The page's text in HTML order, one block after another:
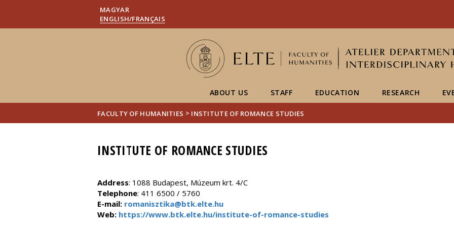
MAGYAR
ENGLISH/FRANÇAIS
ABOUT US STAFF EDUCATION RESEARCH
FACULTY OF HUMANITIES > INSTITUTE OF ROMANCE STUDIES
INSTITUTE OF ROMANCE STUDIES
Address: 1088 Budapest, Múzeum krt. 4/C
Telephone: 411 6500 / 5760
E-mail: romanisztika@btk.elte.hu
Web: https://www.btk.elte.hu/institute-of-romance-studies